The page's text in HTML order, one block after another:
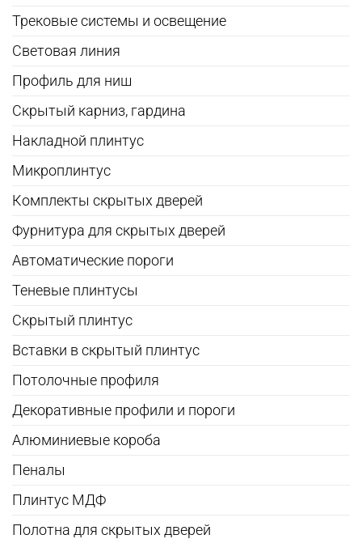
Трековые системы и освещение
Световая линия
Профиль для ниш
Скрытый карниз, гардина
Накладной плинтус
Микроплинтус
Комплекты скрытых дверей
Фурнитура для скрытых дверей
Автоматические пороги
Теневые плинтусы
Скрытый плинтус
Вставки в скрытый плинтус
Потолочные профиля
Декоративные профили и пороги
Алюминиевые короба
Пеналы
Плинтус МДФ
Полотна для скрытых дверей